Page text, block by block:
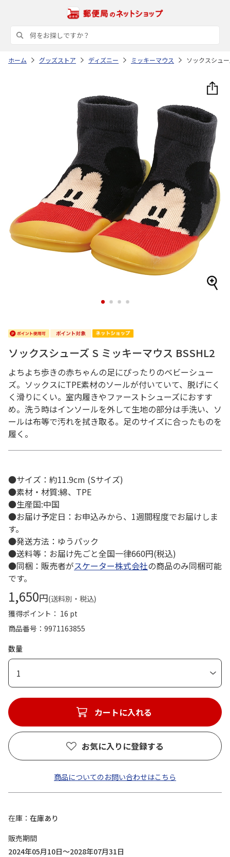
ホーム グッズストア ディズニー ミッキーマウス ソックスシュ
1 2 3 4
ソックスシューズ S ミッキーマウス BSSHL2
よちよち歩きの赤ちゃんの足にぴったりのベビーシュー
ズ。ソックスにTPE素材のソールが付いていて、脱げにく
く滑りにくい。室内履きやファーストシューズにおすす
め。洗う時はインソールを外して生地の部分は手洗い、ソ
ールは布等で汚れを拭き取る。足のサイズに合ったものを
履く。
●サイズ：約11.9cm (Sサイズ)
●素材・材質:綿、TPE
●生産国:中国
●お届け予定日：お申込みから、1週間程度でお届けしま
す。
●発送方法：ゆうパック
●送料等：お届け先ごと全国一律660円(税込)
●同梱：販売者がスケーター株式会社の商品のみ同梱可能
です。
1,650円(送料別・税込)
獲得ポイント： 16 pt
商品番号
9971163855
数量
1
カートに入れる
お気に入りに登録する
商品についてのお問い合わせはこちら
在庫
在庫あり
販売期間
2024年05月10日～2028年07月31日